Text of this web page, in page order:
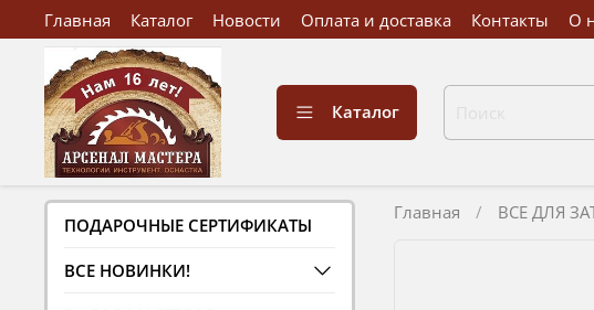
Главная Каталог Новости Оплата и доставка Контакты О
Каталог
Главная ВСЕ ДЛЯ
ПОДАРОЧНЫЕ СЕРТИФИКАТЫ
ВСЕ НОВИНКИ!